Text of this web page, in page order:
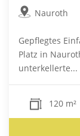
Nauroth
Gepflegtes
Platz in
unterkellerte...
120 m²